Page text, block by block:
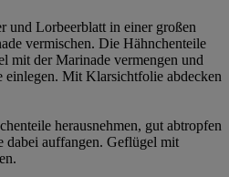
und Lorbeerblatt in einer großen
vermischen. Die Hähnchenteile
mit der Marinade vermengen und
einlegen. Mit Klarsichtfolie abdecken
herausnehmen, gut abtropfen
dabei auffangen. Geflügel mit